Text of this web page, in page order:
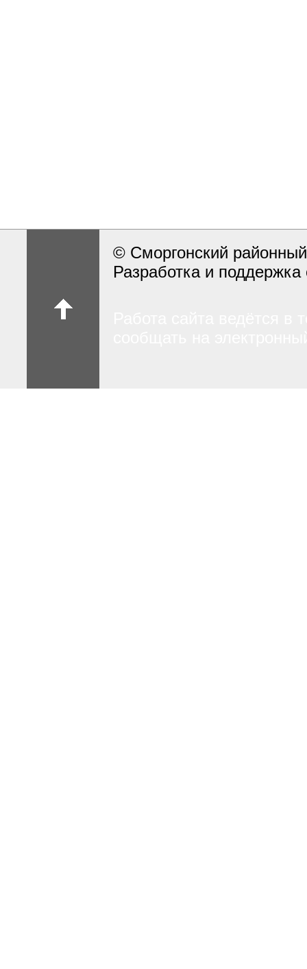
© Сморгонский
Разработка и поддержка